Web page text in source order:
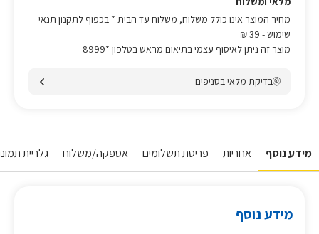
מחיר המוצר אינו כולל משלוח, משלוח עד הבית * בכפוף לתקנון תנאי
שימוש- 39 ₪
מוצר זה ניתן לאיסוף עצמי בתיאום מראש בטלפון *8999
בדיקת מלאי בסניפים
מידע נוסף אחריות פריסת תשלומים אספקה/משלוח גלריית
מידע נוסף